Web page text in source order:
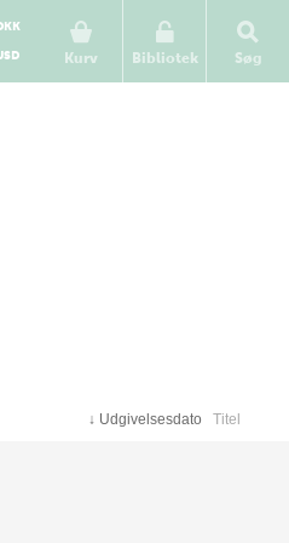
Kurv
Bibliotek Søg
↓ Udgivelsesdato Titel